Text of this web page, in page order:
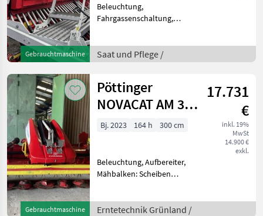
Gebrauchtmaschine
Beleuchtung,
Fahrgassenschaltung,
Reihen/ 12, 5 cmSaatkasten
1200 LiterCompass für
DosierantriebFahrgassenspurbreite
3 R
Saat und Pflege /
Gebrauchtmaschine
Pöttinger
NOVACAT AM 301
ED PRO
17.731
€
inkl. 19%
MwSt
14.900 €
exkl.
Bj. 2023 164 h 300 cm
Beleuchtung, Aufbereiter,
Mähbalken: Scheiben
Mähwerke
Erntetechnik Grünland /